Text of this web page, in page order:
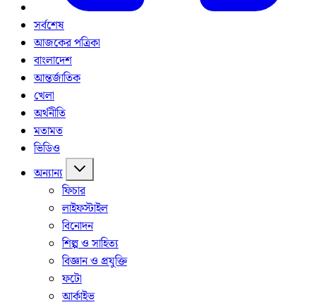
সর্বশেষ
আজকের পত্রিকা
বাংলাদেশ
আন্তর্জাতিক
খেলা
অর্থনীতি
মতামত
ভিডিও
অন্যান্য
ফিচার
লাইফস্টাইল
বিনোদন
শিল্প ও সাহিত্য
বিজ্ঞান ও প্রযুক্তি
ফটো
আর্কাইভ